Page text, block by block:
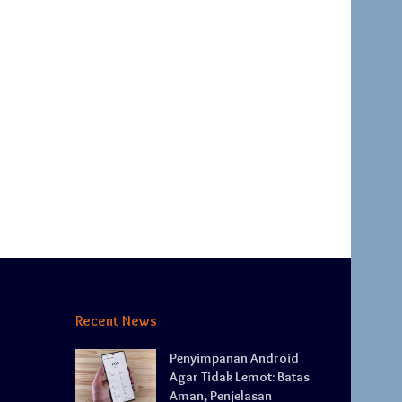
Recent News
Penyimpanan Android
Agar Tidak Lemot: Batas
Aman, Penjelasan